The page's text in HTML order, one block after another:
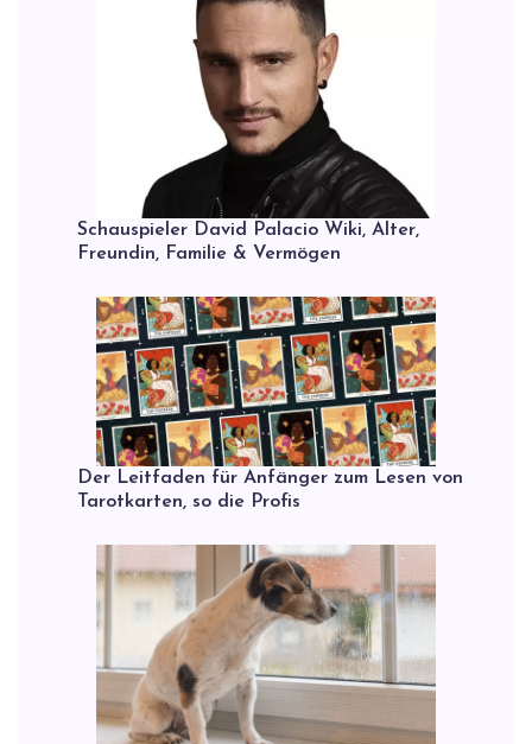
Schauspieler David Palacio Wiki, Alter,
Freundin, Familie & Vermögen
Der Leitfaden für Anfänger zum Lesen von
Tarotkarten, so die Profis